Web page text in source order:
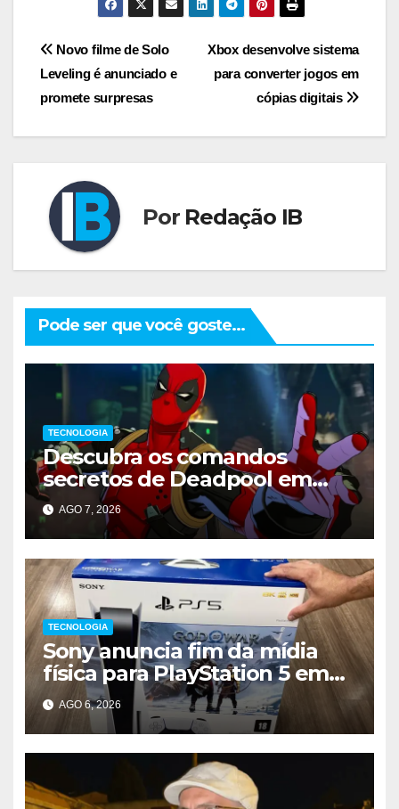
Navegação
de
Post
Xbox desenvolve sistema
para converter jogos em
cópias digitais
Novo filme de Solo
Leveling é anunciado e
promete surpresas
Por Redação IB
Pode ser que você goste...
TECNOLOGIA
Descubra os comandos
secretos de Deadpool em
Marvel Tokon
AGO 7, 2026
TECNOLOGIA
Sony anuncia fim da mídia
física para PlayStation 5 em
2028
AGO 6, 2026